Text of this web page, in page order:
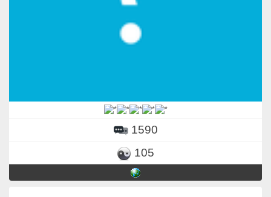
1590
105